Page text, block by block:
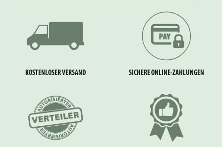
KOSTENLOSER VERSAND SICHERE ONLINE-ZAHLUNGEN